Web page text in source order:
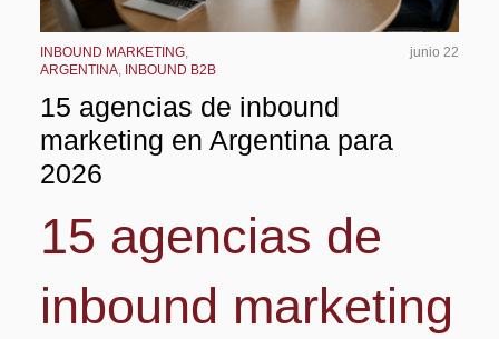
INBOUND MARKETING,
ARGENTINA, INBOUND B2B
junio 22
15 agencias de inbound
marketing en Argentina para
2026
15 agencias de
inbound marketing